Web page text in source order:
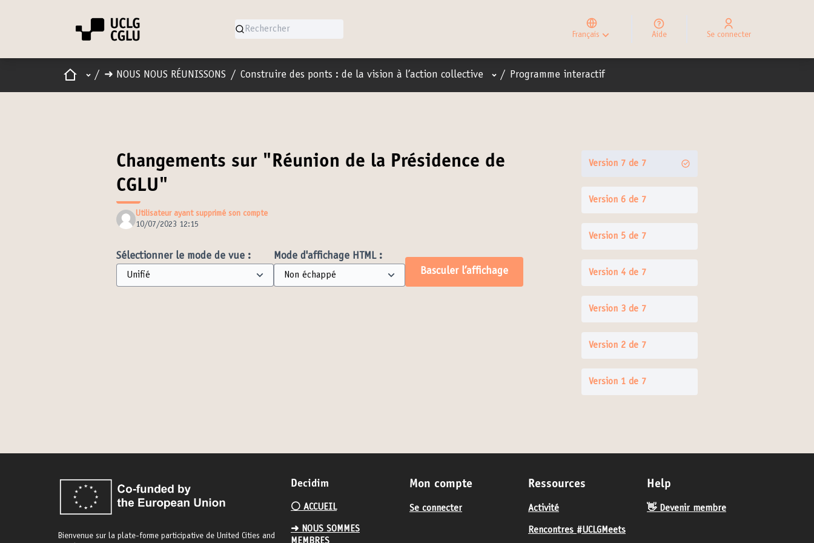
Français
Elegir el idioma
Choose language
Aide Se connecter
AccueilMenu principal
/ ➜ NOUS NOUS RÉUNISSONS / Construire des ponts : de la vision à l’action collective Menu utilisateur
/ Programme interactif
Changements sur "Réunion de la Présidence de
CGLU"
Utilisateur ayant supprimé son compte
10/07/2023 12:15
Sélectionner le mode de vue :
Mode d'affichage HTML :
Basculer l’affichage
Version 7 de 7
Version 6 de 7
Version 5 de 7
Version 4 de 7
Version 3 de 7
Version 2 de 7
Version 1 de 7
Bienvenue sur la plate-forme participative de United Cities and
Decidim
⚪️ ACCUEIL
➜ NOUS SOMMES
Mon compte
Se connecter
Ressources
Activité
Rencontres #UCLGMeets
Help
👋 Devenir membre